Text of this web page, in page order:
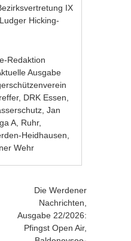
IX
Hicking-
Redaktion
Ausgabe
, DRK Essen,
,Jan
A, Ruhr,
Heidhausen,
Wehr
Die Werdener
Nachrichten,
Ausgabe 22/2026:
Pfingst Open Air,